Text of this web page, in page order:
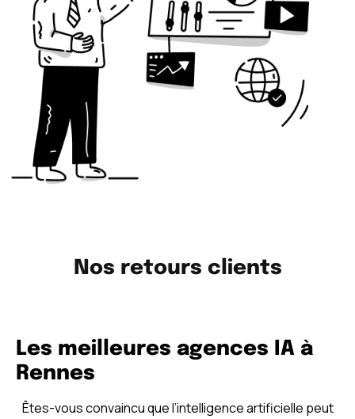
Nos retours clients
Les meilleures agences IA à
Rennes
Êtes-vous convaincu que l’intelligence artificielle peut